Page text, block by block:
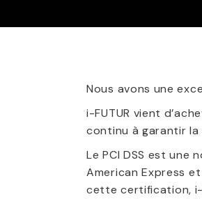
Nous avons une
i-FUTUR vient
continu à garantir
Le PCI DSS est une
American Express
cette certification, i-